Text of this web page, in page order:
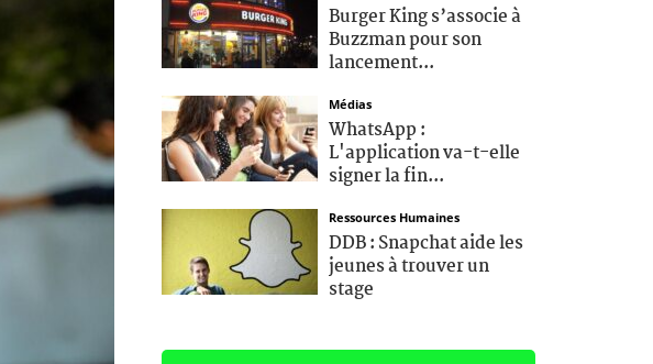
Burger King s’associe à
Buzzman pour son
lancement...
Médias
WhatsApp :
L'application va-t-elle
signer la fin...
Ressources Humaines
DDB : Snapchat aide les
jeunes à trouver un
stage